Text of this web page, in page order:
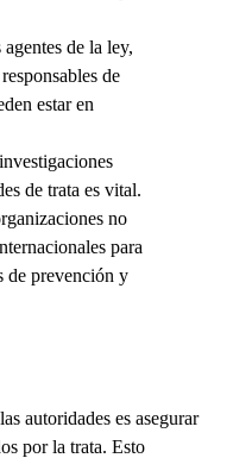
de la ley,
de
estar en
de trata es vital.
no
para
de prevención y
autoridades es asegurar
por la trata. Esto